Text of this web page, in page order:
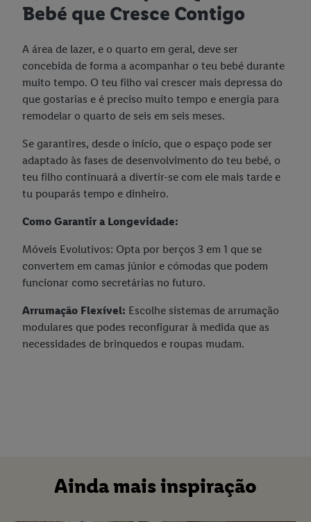
Bebé que Cresce Contigo
A área de lazer, e o quarto em geral, deve ser
concebida de forma a acompanhar o teu bebé durante
muito tempo. O teu filho vai crescer mais depressa do
que gostarias e é preciso muito tempo e energia para
remodelar o quarto de seis em seis meses.
Se garantires, desde o início, que o espaço pode ser
adaptado às fases de desenvolvimento do teu bebé, o
teu filho continuará a divertir-se com ele mais tarde e
tu pouparás tempo e dinheiro.
Como Garantir a Longevidade:
Móveis Evolutivos: Opta por berços 3 em 1 que se
convertem em camas júnior e cómodas que podem
funcionar como secretárias no futuro.
Arrumação Flexível: Escolhe sistemas de arrumação
modulares que podes reconfigurar à medida que as
necessidades de brinquedos e roupas mudam.
Ainda mais inspiração